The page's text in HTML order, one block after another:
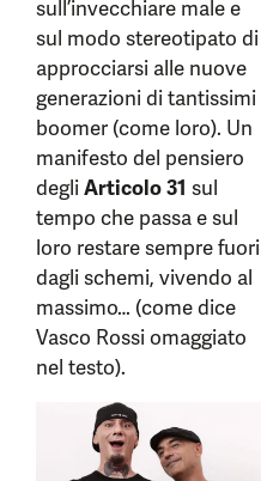
sull’invecchiare male e
sul modo stereotipato di
approcciarsi alle nuove
generazioni di tantissimi
boomer (come loro). Un
manifesto del pensiero
degliArticolo 31 sul
tempo che passa e sul
loro restare sempre fuori
dagli schemi, vivendo al
massimo… (come dice
Vasco Rossi omaggiato
nel testo).